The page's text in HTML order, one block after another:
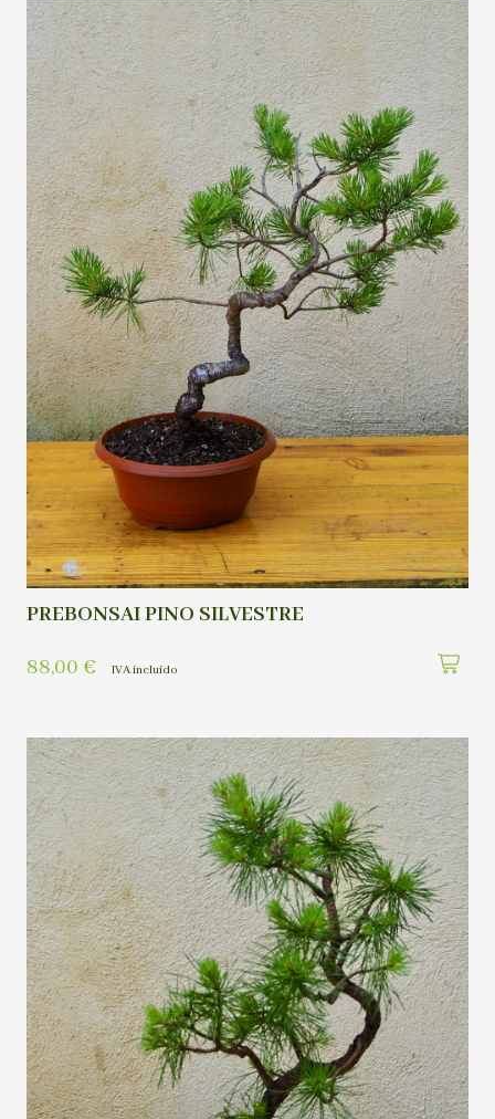
PREBONSAI PINO SILVESTRE
88,00 € IVA incluído